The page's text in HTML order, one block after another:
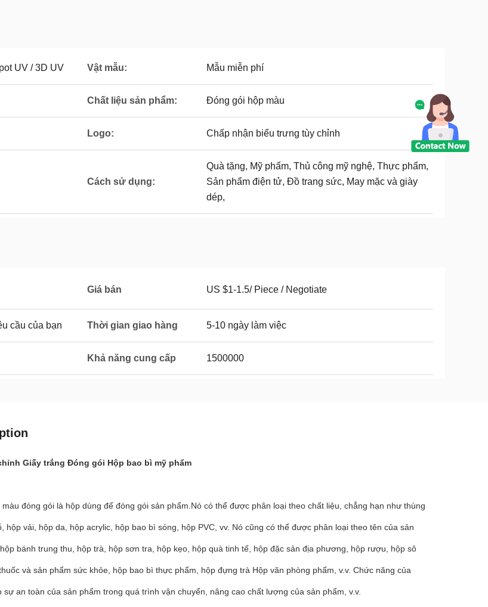
UV / 3D UV Vật mẫu: Mẫu miễn phí
Chất liệu sản phẩm: Đóng gói hộp màu
Logo: Chấp nhận biểu trưng tùy chỉnh
Cách sử dụng:
Quà tặng, Mỹ phẩm, Thủ công mỹ nghệ, Thực phẩm,
Sản phẩm điện tử, Đồ trang sức, May mặc và giày
dép,
Giá bán US $1-1.5/ Piece / Negotiate
cầu của bạn Thời gian giao hàng 5-10 ngày làm việc
Khả năng cung cấp 1500000
Giấy trắng Đóng gói Hộp bao bì mỹ phẩm
đóng gói là hộp dùng để đóng gói sản phẩm.Nó có thể được phân loại theo chất liệu, chẳng hạn như thùng
hộp vải, hộp da, hộp acrylic, hộp bao bì sóng, hộp PVC, vv. Nó cũng có thể được phân loại theo tên của sản
bánh trung thu, hộp trà, hộp sơn tra, hộp kẹo, hộp quà tinh tế, hộp đặc sản địa phương, hộp rượu, hộp sô
và sản phẩm sức khỏe, hộp bao bì thực phẩm, hộp đựng trà Hộp văn phòng phẩm, v.v. Chức năng của
sự an toàn của sản phẩm trong quá trình vận chuyển, nâng cao chất lượng của sản phẩm, v.v.